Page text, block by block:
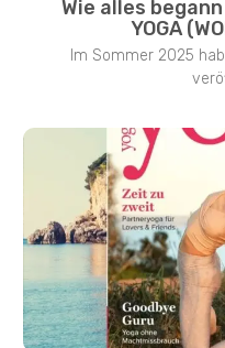
Wie alles
YOGA
Im Sommer 2025